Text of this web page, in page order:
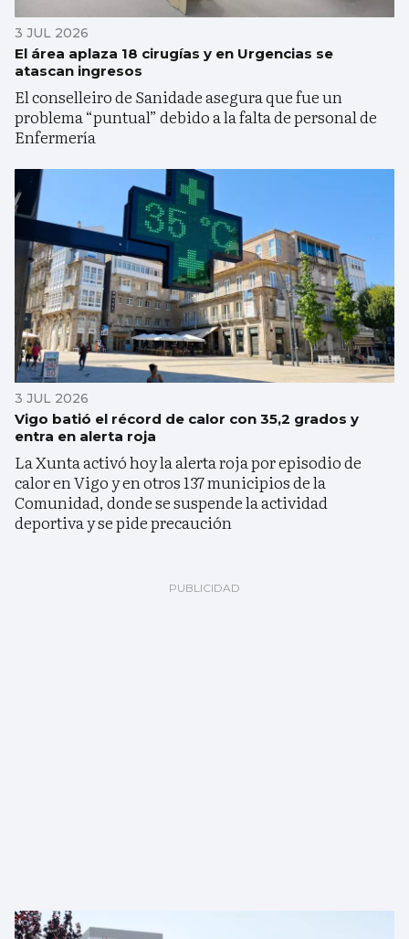
3 JUL 2026
El área aplaza 18 cirugías y en Urgencias se
atascan ingresos
El conselleiro de Sanidade asegura que fue un
problema “puntual” debido a la falta de personal de
Enfermería
3 JUL 2026
Vigo batió el récord de calor con 35,2 grados y
entra en alerta roja
La Xunta activó hoy la alerta roja por episodio de
calor en Vigo y en otros 137 municipios de la
Comunidad, donde se suspende la actividad
deportiva y se pide precaución